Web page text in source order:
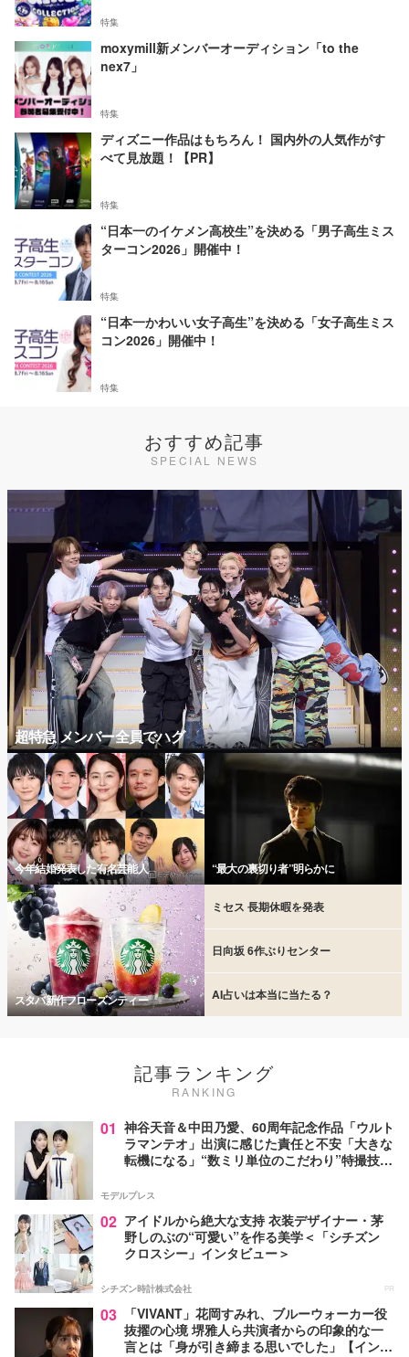
特集
moxymill新メンバーオーディション「to the
nex7」
特集
ディズニー作品はもちろん！ 国内外の人気作がす
べて見放題！【PR】
特集
“日本一のイケメン高校生”を決める「男子高生ミス
ターコン2026」開催中！
特集
“日本一かわいい女子高生”を決める「女子高生ミス
コン2026」開催中！
特集
おすすめ記事
SPECIAL NEWS
超特急 メンバー全員でハグ
今年結婚発表した有名芸能人 “最大の裏切り者”明らかに
スタバ新作フローズンティー
ミセス 長期休暇を発表
日向坂 6作ぶりセンター
AI占いは本当に当たる？
記事ランキング
RANKING
01 神谷天音＆中田乃愛、60周年記念作品「ウルト
ラマンテオ」出演に感じた責任と不安「大きな
転機になる」“数ミリ単位のこだわり”特撮技術
モデルプレス
02 アイドルから絶大な支持 衣装デザイナー・茅
野しのぶの“可愛い”を作る美学＜「シチズン
クロスシー」インタビュー＞
シチズン時計株式会社 PR
03
「VIVANT」花岡すみれ、ブルーウォーカー役
抜擢の心境 堺雅人ら共演者からの印象的な一
言とは「身が引き締まる思いでした」【インタ